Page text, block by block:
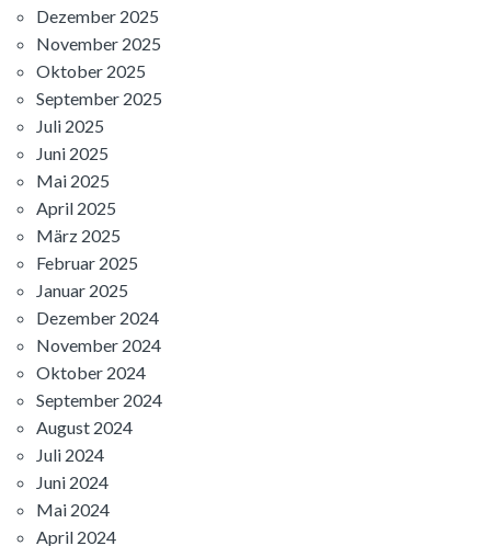
Dezember 2025
November 2025
Oktober 2025
September 2025
Juli 2025
Juni 2025
Mai 2025
April 2025
März 2025
Februar 2025
Januar 2025
Dezember 2024
November 2024
Oktober 2024
September 2024
August 2024
Juli 2024
Juni 2024
Mai 2024
April 2024